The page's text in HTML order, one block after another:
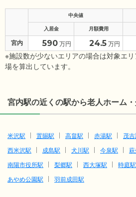
中央値
入居金 月額費用
宮内 590 万円 24.5 万円
※施設数が少ないエリアの場合は対象エ
場を算出しています。
宮内駅の近くの駅から老人ホーム
米沢駅 置賜駅 高畠駅 赤湯駅 茂
西米沢駅
成島駅 犬川駅 今泉駅 萩
南陽市役所駅
梨郷駅 西大塚駅 時庭駅
あやめ公園駅
羽前成田駅